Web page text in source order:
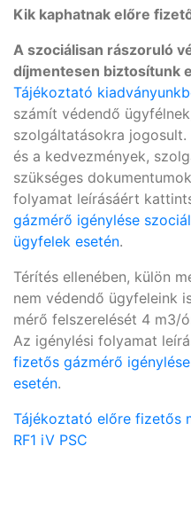
Kik kaphatnak előre
A szociálisan rászoruló
díjmentesen biztosítunk
Tájékoztató
számít védendő
szolgáltatásokra
és a kedvezmények,
szükséges
folyamat leírásáért
gázmérő igénylése
ügyfelek esetén.
Térítés ellenében, külön
nem védendő ügyfeleink
mérő felszerelését 4 m3/
Az igénylési folyamat
fizetős gázmérő
esetén.
Tájékoztató előre fizetős
RF1 iV PSC